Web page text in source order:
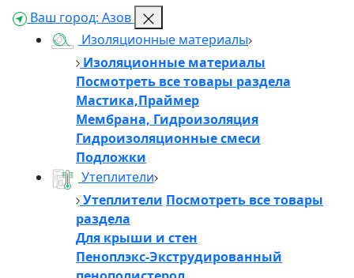
Ваш город: Азов
Изоляционные материалы
Изоляционные материалы
Посмотреть все товары раздела
Мастика,Праймер
Мембрана, Гидроизоляция
Гидроизоляционные смеси
Подложки
Утеплители
Утеплители Посмотреть все товары
раздела
Для крыши и стен
Пеноплэкс-Экструдированный